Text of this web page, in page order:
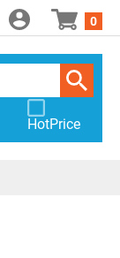
0
HotPrice